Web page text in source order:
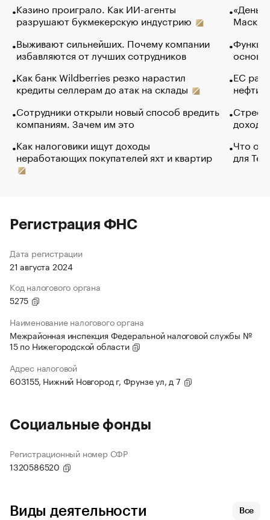
Казино проиграло. Как ИИ-агенты
разрушают букмекерскую индустрию
Выживают сильнейших. Почему компании
избавляются от лучших сотрудников
Как банк Wildberries резко нарастил
кредиты селлерам до атак на склады
Сотрудники открыли новый способ вредить
компаниям. Зачем им это
Как налоговики ищут доходы
неработающих покупателей яхт и квартир
Маск в
основ
ЕС
нефти
Что
для
Регистрация ФНС
Дата регистрации
21 августа 2024
Код налогового органа
5275
Наименование налогового органа
Межрайонная инспекция Федеральной налоговой службы №
15 по Нижегородской области
Адрес налоговой
603155, Нижний Новгород г, Фрунзе ул, д 7
Социальные фонды
Регистрационный номер СФР
1320586520
Виды деятельности Все